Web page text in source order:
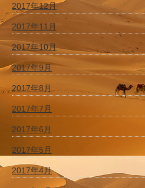
2017年12月
2017年11月
2017年10月
2017年9月
2017年8月
2017年7月
2017年6月
2017年5月
2017年4月